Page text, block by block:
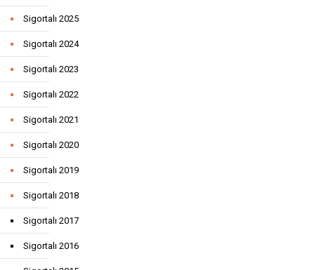
Sigortalı 2025
Sigortalı 2024
Sigortalı 2023
Sigortalı 2022
Sigortalı 2021
Sigortalı 2020
Sigortalı 2019
Sigortalı 2018
Sigortalı 2017
Sigortalı 2016